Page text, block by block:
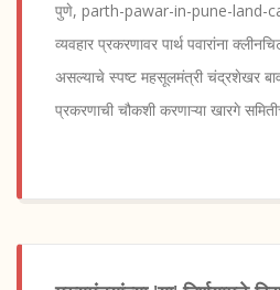
पुणे, parth-pawar-in-pune-land-
व्यवहार प्रकरणावर पार्थ पवारांना
असल्याचे स्पष्ट महसूलमंत्री चंद्रशेखर
प्रकरणाची चौकशी करणाऱ्या खारगे